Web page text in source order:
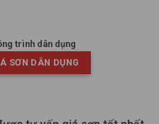
trình dân dụng
SƠN DÂN DỤNG